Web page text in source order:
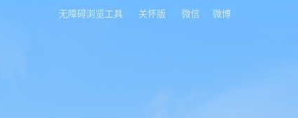
无障碍浏览工具 关怀版 微信 微博